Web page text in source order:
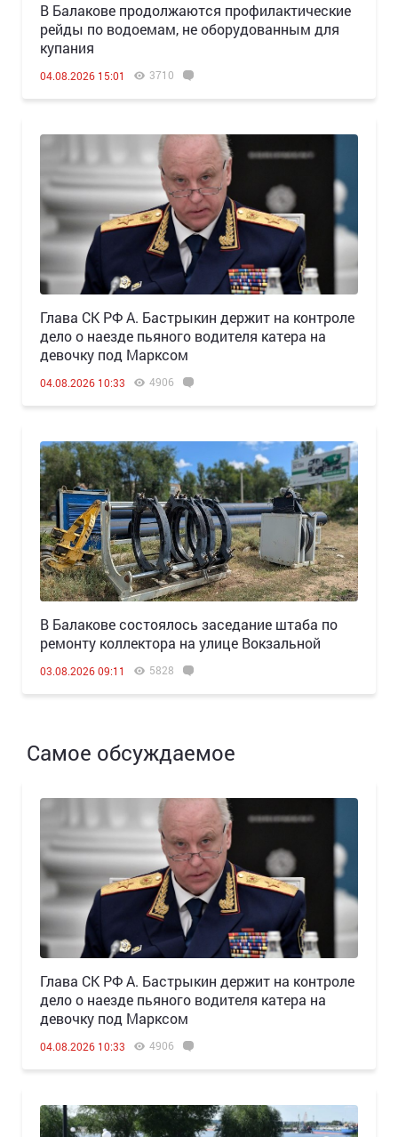
В Балакове продолжаются профилактические
рейды по водоемам, не оборудованным для
купания
04.08.2026 15:01 3710
Глава СК РФ А. Бастрыкин держит на контроле
дело о наезде пьяного водителя катера на
девочку под Марксом
04.08.2026 10:33 4906
В Балакове состоялось заседание штаба по
ремонту коллектора на улице Вокзальной
03.08.2026 09:11 5828
Самое обсуждаемое
Глава СК РФ А. Бастрыкин держит на контроле
дело о наезде пьяного водителя катера на
девочку под Марксом
04.08.2026 10:33 4906